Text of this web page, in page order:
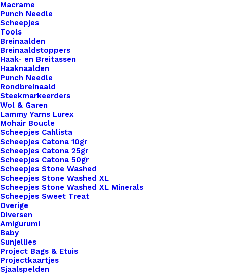
Macrame
Punch Needle
Scheepjes
Tools
Breinaalden
Breinaaldstoppers
Haak- en Breitassen
Haaknaalden
Punch Needle
Rondbreinaald
Steekmarkeerders
Wol & Garen
Lammy Yarns Lurex
Mohair Boucle
Scheepjes Cahlista
Scheepjes Catona 10gr
Scheepjes Catona 25gr
Scheepjes Catona 50gr
Scheepjes Stone Washed
Scheepjes Stone Washed XL
Scheepjes Stone Washed XL Minerals
Scheepjes Sweet Treat
Overige
Diversen
Amigurumi
Baby
Sunjellies
Project Bags & Etuis
Projectkaartjes
Sjaalspelden
Puntsteen
Antiek
Zilver
aantal
Artikelnummer
Categorie
Binnen 1-3 werkdagen verzonden
Veilig betalen
Unieke en kwaliteitsproducten
Overzicht
Nog meer leuks!